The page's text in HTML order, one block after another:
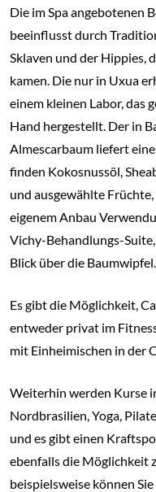
Die im Spa angebotenen
beeinflusst durch
Sklaven und der Hippies,
kamen. Die nur in Uxua
einem kleinen Labor, das
Hand hergestellt. Der in
Almescarbaum liefert
finden Kokosnussöl,
und ausgewählte
eigenem Anbau
Vichy-Behandlungs-
Blick über die Baumwipfel.
Es gibt die Möglichkeit,
entweder privat im
mit Einheimischen in der
Weiterhin werden Kurse
Nordbrasilien, Yoga,
und es gibt einen
ebenfalls die Möglichkeit
beispielsweise können